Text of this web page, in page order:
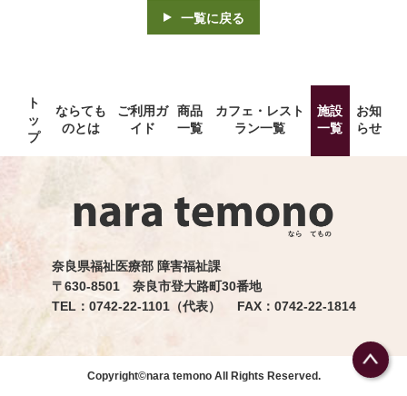
一覧に戻る
ト
ッ
プ
ならても
のとは
ご利用ガ
イド
商品
一覧
カフェ・レスト
ラン一覧
施設
一覧
お知
らせ
奈良県福祉医療部 障害福祉課
〒630-8501 奈良市登大路町30番地
TEL：0742-22-1101（代表） FAX：0742-22-1814
Copyright©nara temono All Rights Reserved.